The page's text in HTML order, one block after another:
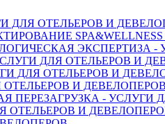
ДЛЯ ОТЕЛЬЕРОВ И
ЭКСПЕРТИЗА -
ДЛЯ ОТЕЛЬЕРОВ И
ДЛЯ ОТЕЛЬЕРОВ И
И ДЕВЕЛОПЕРОВ
- УСЛУГИ
ОТЕЛЬЕРОВ И